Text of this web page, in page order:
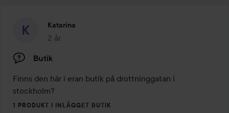
Katarina
2 år
Inlägget skapades 2 år
Butik
Finns den här i eran butik på drottninggatan i
stockholm?
1 PRODUKT I INLÄGGET BUTIK